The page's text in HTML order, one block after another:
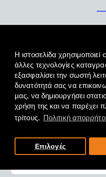
Η ιστοσελίδα χρησιμοποιεί
άλλες τεχνολογίες
εξασφαλίσει την σωστή
δυνατότητά σας να
μας, να δημιουργήσει
χρήση της και να παρέχει
τρίτους. Πολιτική
Επιλογές
Άψογη εξυπηρέτηση
και κατατοπιστική
παραλαβή του
άμεση.
19/10/2022